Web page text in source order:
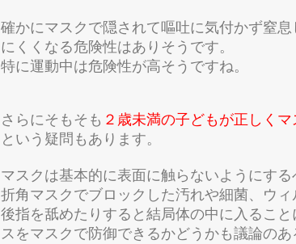
確かにマスクで隠されて嘔吐に気付かず窒
にくくなる危険性はありそうです。
特に運動中は危険性が高そうですね。
さらにそもそも ２歳未満の子どもが正しく
という疑問もあります。
マスクは基本的に表面に触らないようにする
折角マスクでブロックした汚れや細菌、ウ
後指を舐めたりすると結局体の中に入るこ
スをマスクで防御できるかどうかも議論のあ